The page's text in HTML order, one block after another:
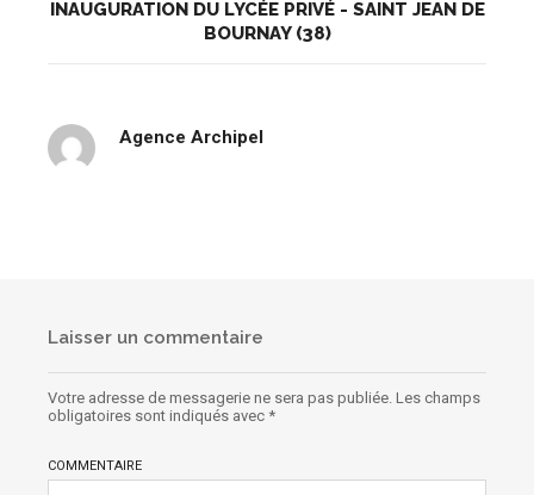
INAUGURATION DU LYCÉE PRIVÉ - SAINT JEAN DE
BOURNAY (38)
Agence Archipel
Laisser un commentaire
Votre adresse de messagerie ne sera pas publiée. Les champs
obligatoires sont indiqués avec *
COMMENTAIRE